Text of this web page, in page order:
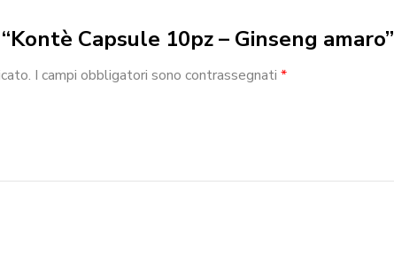
Capsule 10pz – Ginseng amaro”
I campi obbligatori sono contrassegnati *